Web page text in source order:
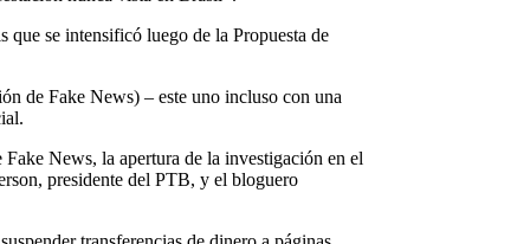
que se intensificó luego de la Propuesta de
de Fake News) – este uno incluso con una
News, la apertura de la investigación en el
presidente del PTB, y el bloguero